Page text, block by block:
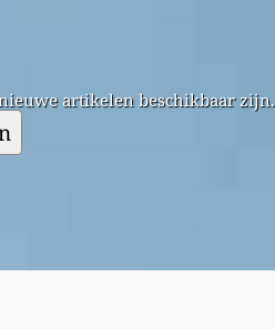
artikelen beschikbaar zijn.